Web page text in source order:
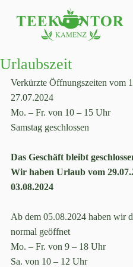
Urlaubszeit
Verkürzte Öffnungszeiten vom
27.07.2024
Mo. – Fr. von 10 – 15 Uhr
Samstag geschlossen
Das Geschäft bleibt
Wir haben Urlaub vom
03.08.2024
Ab dem 05.08.2024 haben wir
normal geöffnet
Mo. – Fr. von 9 – 18 Uhr
Sa. von 10 – 12 Uhr